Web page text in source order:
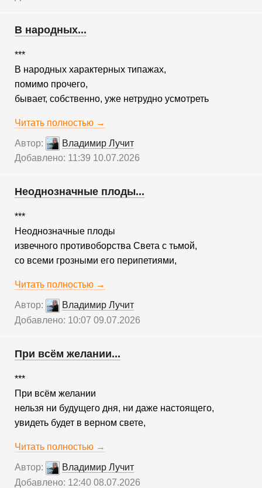
В народных...
***
В народных характерных типажах,
помимо прочего,
бывает, собственно, уже нетрудно усмотреть
Читать полностью →
Автор:
Владимир Лучит
Добавлено: 11:39 10.07.2026
Неоднозначные плоды...
***
Неоднозначные плоды
извечного противоборства Света с тьмой,
со всеми грозными его перипетиями,
Читать полностью →
Автор:
Владимир Лучит
Добавлено: 10:07 09.07.2026
При всём желании...
***
При всём желании
нельзя ни будущего дня, ни даже настоящего,
увидеть будет в верном свете,
Читать полностью →
Автор:
Владимир Лучит
Добавлено: 12:40 08.07.2026